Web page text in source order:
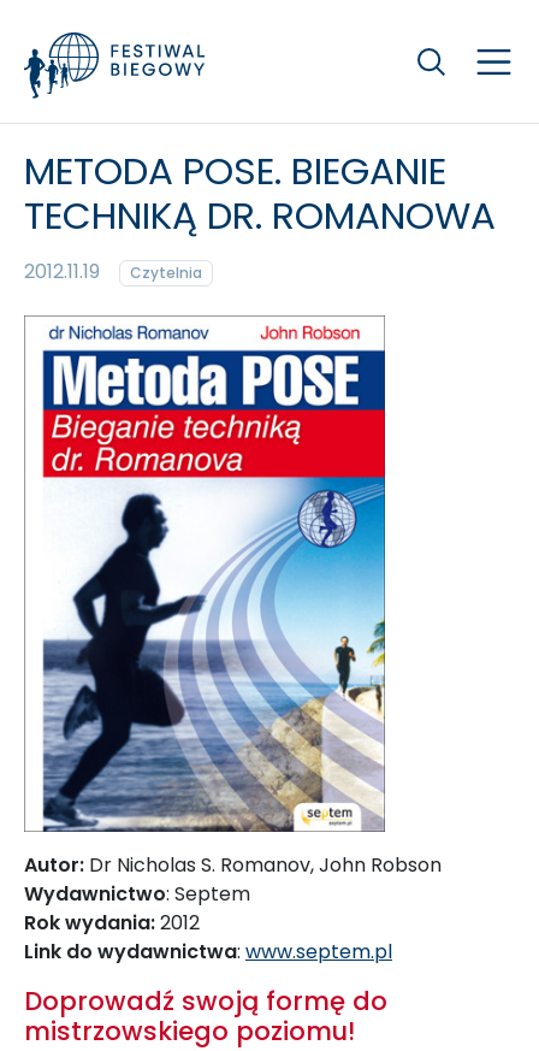
Szukaj
METODA POSE. BIEGANIE
TECHNIKĄ DR. ROMANOWA
2012.11.19 Czytelnia
Autor: Dr Nicholas S. Romanov, John Robson
Wydawnictwo: Septem
Rok wydania:2012
Link do wydawnictwa: www.septem.pl
Doprowadź swoją formę do
mistrzowskiego poziomu!